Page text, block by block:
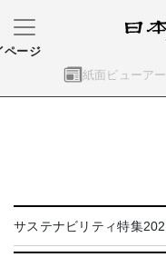
紙面ビューアー
ページ
サステナビリティ特集